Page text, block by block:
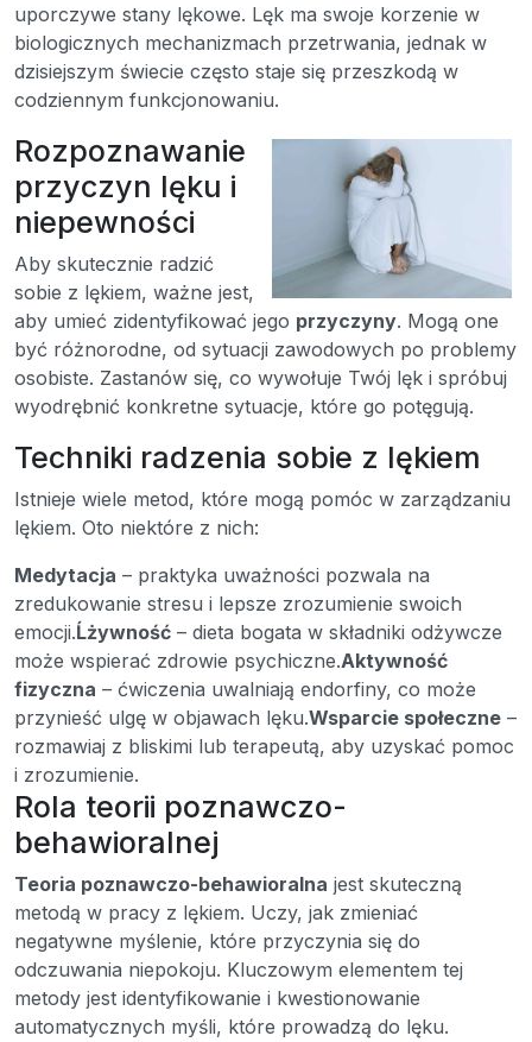
uporczywe stany lękowe. Lęk ma swoje korzenie w
biologicznych mechanizmach przetrwania, jednak w
dzisiejszym świecie często staje się przeszkodą w
codziennym funkcjonowaniu.
Rozpoznawanie
przyczyn lęku i
niepewności
Aby skutecznie radzić
sobie z lękiem, ważne jest,
aby umieć zidentyfikować jego przyczyny. Mogą one
być różnorodne, od sytuacji zawodowych po problemy
osobiste. Zastanów się, co wywołuje Twój lęk i spróbuj
wyodrębnić konkretne sytuacje, które go potęgują.
Techniki radzenia sobie z lękiem
Istnieje wiele metod, które mogą pomóc w zarządzaniu
lękiem. Oto niektóre z nich:
Medytacja – praktyka uważności pozwala na
zredukowanie stresu i lepsze zrozumienie swoich
emocji.Ĺżywność – dieta bogata w składniki odżywcze
może wspierać zdrowie psychiczne.Aktywność
fizyczna – ćwiczenia uwalniają endorfiny, co może
przynieść ulgę w objawach lęku.Wsparcie społeczne –
rozmawiaj z bliskimi lub terapeutą, aby uzyskać pomoc
i zrozumienie.
Rola teorii poznawczo-
behawioralnej
Teoria poznawczo-behawioralna jest skuteczną
metodą w pracy z lękiem. Uczy, jak zmieniać
negatywne myślenie, które przyczynia się do
odczuwania niepokoju. Kluczowym elementem tej
metody jest identyfikowanie i kwestionowanie
automatycznych myśli, które prowadzą do lęku.